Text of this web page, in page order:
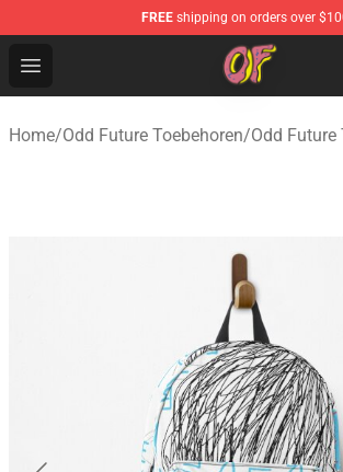
FREE shipping on orders over
Open menu
Odd Future Shop - Official Odd
Home/Odd Future Toebehoren/Odd